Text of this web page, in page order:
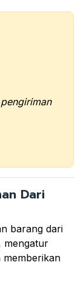
Dari
barang dari
mengatur
memberikan